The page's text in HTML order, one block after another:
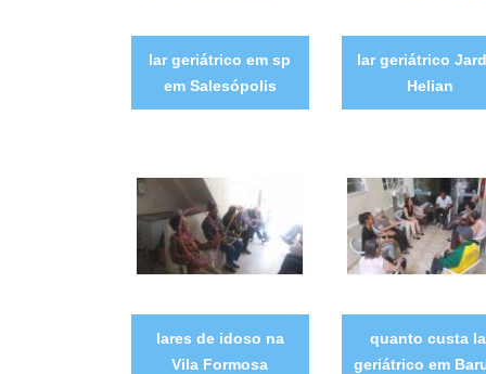
lar geriátrico em sp
em Salesópolis
lar geriátrico
Helian
lares de idoso na
Vila Formosa
quanto custa
geriátrico em